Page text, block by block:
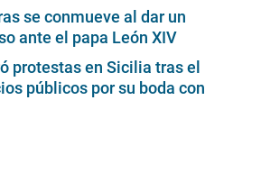
se conmueve al dar un
ante el papa León XIV
protestas en Sicilia tras el
públicos por su boda con